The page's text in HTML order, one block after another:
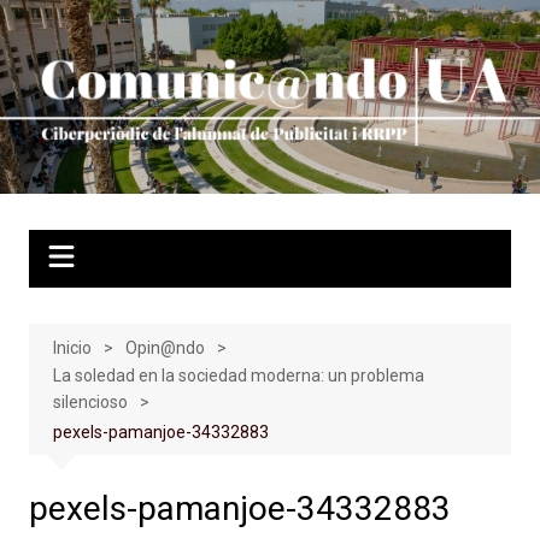
Saltar
al
contenido
Inicio
Opin@ndo
La soledad en la sociedad moderna: un problema
silencioso
pexels-pamanjoe-34332883
pexels-pamanjoe-34332883